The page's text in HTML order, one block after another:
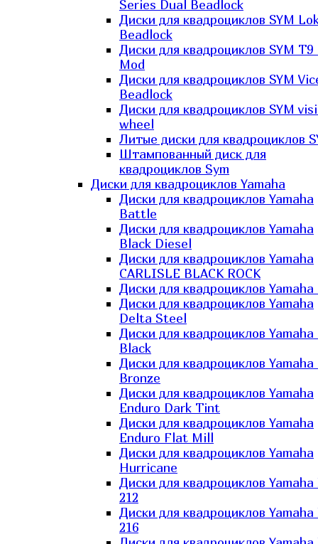
Series Dual Beadlock
Диски для квадроциклов SYM
Beadlock
Диски для квадроциклов SYM T9
Mod
Диски для квадроциклов SYM
Beadlock
Диски для квадроциклов SYM
wheel
Литые диски для квадроциклов
Штампованный диск для
квадроциклов Sym
Диски для квадроциклов Yamaha
Диски для квадроциклов Yamaha
Battle
Диски для квадроциклов Yamaha
Black Diesel
Диски для квадроциклов Yamaha
CARLISLE BLACK ROCK
Диски для квадроциклов Yamaha
Диски для квадроциклов Yamaha
Delta Steel
Диски для квадроциклов
Black
Диски для квадроциклов
Bronze
Диски для квадроциклов Yamaha
Enduro Dark Tint
Диски для квадроциклов Yamaha
Enduro Flat Mill
Диски для квадроциклов Yamaha
Hurricane
Диски для квадроциклов
212
Диски для квадроциклов
216